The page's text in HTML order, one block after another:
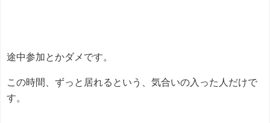
途中参加とかダメです。
この時間、ずっと居れるという、気合いの入った人だけで
す。